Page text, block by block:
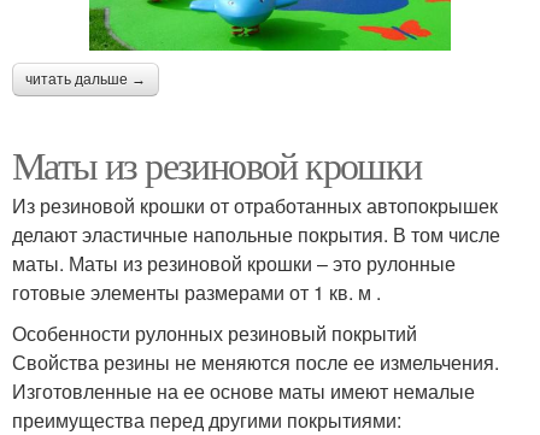
читать дальше →
Маты из резиновой крошки
Из резиновой крошки от отработанных автопокрышек
делают эластичные напольные покрытия. В том числе
маты. Маты из резиновой крошки – это рулонные
готовые элементы размерами от 1 кв. м .
Особенности рулонных резиновый покрытий
Свойства резины не меняются после ее измельчения.
Изготовленные на ее основе маты имеют немалые
преимущества перед другими покрытиями: